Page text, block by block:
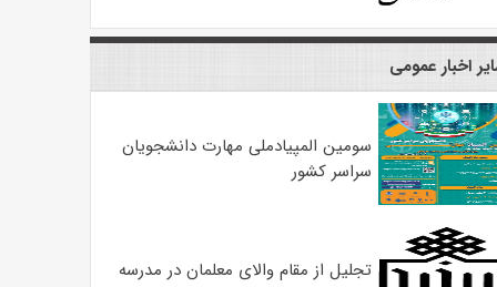
اخبار عمومی
سومین المپیادملی مهارت دانشجویان
سراسر کشور
تجلیل از مقام والای معلمان در مدرسه